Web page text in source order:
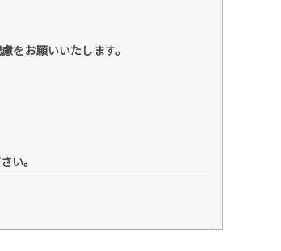
をお願いいたします。
い。